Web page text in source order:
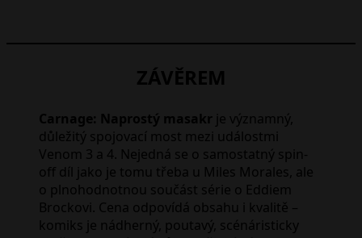
ZÁVĚREM
Carnage: Naprostý masakr je významný,
důležitý spojovací most mezi událostmi
Venom 3 a 4. Nejedná se o samostatný spin-
off díl jako je tomu třeba u Miles Morales, ale
o plnohodnotnou součást série o Eddiem
Brockovi. Cena odpovídá obsahu i kvalitě –
komiks je nádherný, poutavý, scénáristicky